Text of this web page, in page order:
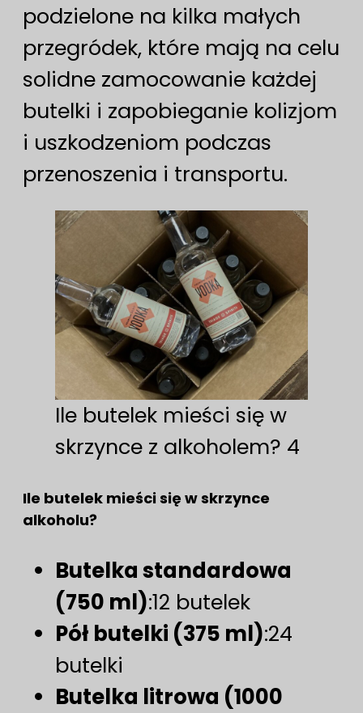
podzielone na kilka małych
przegródek, które mają na celu
solidne zamocowanie każdej
butelki i zapobieganie kolizjom
i uszkodzeniom podczas
przenoszenia i transportu.
Ile butelek mieści się w
skrzynce z alkoholem? 4
Ile butelek mieści się w skrzynce
alkoholu?
Butelka standardowa
(750 ml):12 butelek
Pół butelki (375 ml):24
butelki
Butelka litrowa (1000